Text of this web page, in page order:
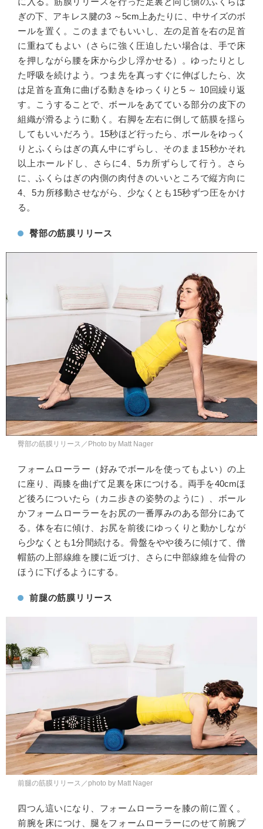
ぎの下、アキレス腱の3 ～5cm上あたりに、中サイズのボ
ールを置く。このままでもいいし、左の足首を右の足首
に重ねてもよい（さらに強く圧迫したい場合は、手で床
を押しながら腰を床から少し浮かせる）。ゆったりとし
た呼吸を続けよう。つま先を真っすぐに伸ばしたら、次
は足首を直角に曲げる動きをゆっくりと5 ～ 10回繰り返
す。こうすることで、ボールをあてている部分の皮下の
組織が滑るように動く。右脚を左右に倒して筋膜を揺ら
してもいいだろう。15秒ほど行ったら、ボールをゆっく
りとふくらはぎの真ん中にずらし、そのまま15秒かそれ
以上ホールドし、さらに4、5カ所ずらして行う。さら
に、ふくらはぎの内側の肉付きのいいところで縦方向に
4、5カ所移動させながら、少なくとも15秒ずつ圧をかけ
る。
臀部の筋膜リリース
臀部の筋膜リリース／Photo by Matt Nager
フォームローラー（好みでボールを使ってもよい）の上
に座り、両膝を曲げて足裏を床につける。両手を40cmほ
ど後ろについたら（カニ歩きの姿勢のように）、ボール
かフォームローラーをお尻の一番厚みのある部分にあて
る。体を右に傾け、お尻を前後にゆっくりと動かしなが
ら少なくとも1分間続ける。骨盤をやや後ろに傾けて、僧
帽筋の上部線維を腰に近づけ、さらに中部線維を仙骨の
ほうに下げるようにする。
前腿の筋膜リリース
前腿の筋膜リリース／photo by Matt Nager
四つん這いになり、フォームローラーを膝の前に置く。
前腕を床につけ、腿をフォームローラーにのせて前腕プ